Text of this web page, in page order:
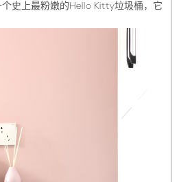
史上最粉嫩的Hello Kitty垃圾桶，它